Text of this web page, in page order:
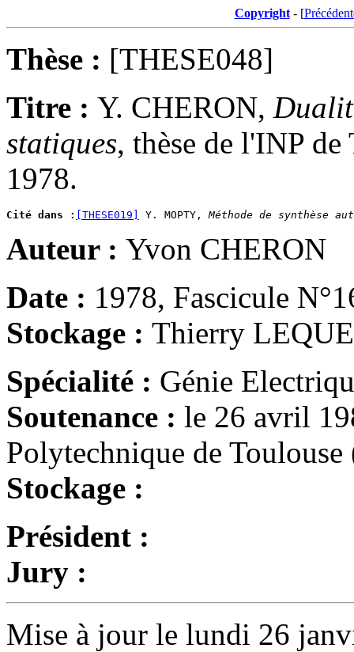
Copyright- [
Thèse : [THESE048]
Titre : Y. CHERON,
statiques, thèse de l'INP
1978.
Cité dans : [THESE019] Y. MOPTY, Méthode de synthèse
Auteur : Yvon CHERON
Date : 1978, Fascicule
Stockage : Thierry
Spécialité : Génie
Soutenance : le 26 avril
Polytechnique de
Stockage :
Président :
Jury :
Mise à jour le lundi 26